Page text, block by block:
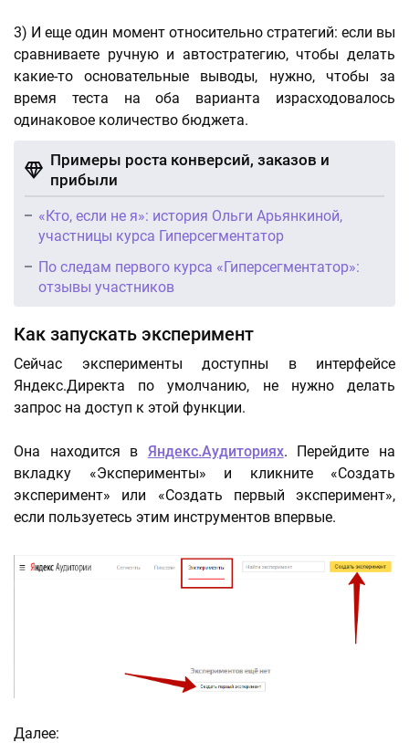
3) И еще один момент относительно стратегий: если вы
сравниваете ручную и автостратегию, чтобы делать
какие-то основательные выводы, нужно, чтобы за
время теста на оба варианта израсходовалось
одинаковое количество бюджета.
Примеры роста конверсий, заказов и
прибыли
«Кто, если не я»: история Ольги Арьянкиной,
участницы курса Гиперсегментатор
По следам первого курса «Гиперсегментатор»:
отзывы участников
Как запускать эксперимент
Сейчас эксперименты доступны в интерфейсе
Яндекс.Директа по умолчанию, не нужно делать
запрос на доступ к этой функции.
Она находится в Яндекс.Аудиториях. Перейдите на
вкладку «Эксперименты» и кликните «Создать
эксперимент» или «Создать первый эксперимент»,
если пользуетесь этим инструментов впервые.
Далее: